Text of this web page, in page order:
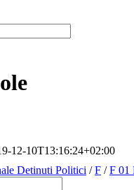
12-10T13:16:24+02:00
Detinuti Politici /F /F 01